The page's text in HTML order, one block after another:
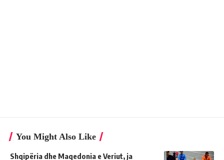
You Might Also Like
Shqipëria dhe Maqedonia e Veriut, ja